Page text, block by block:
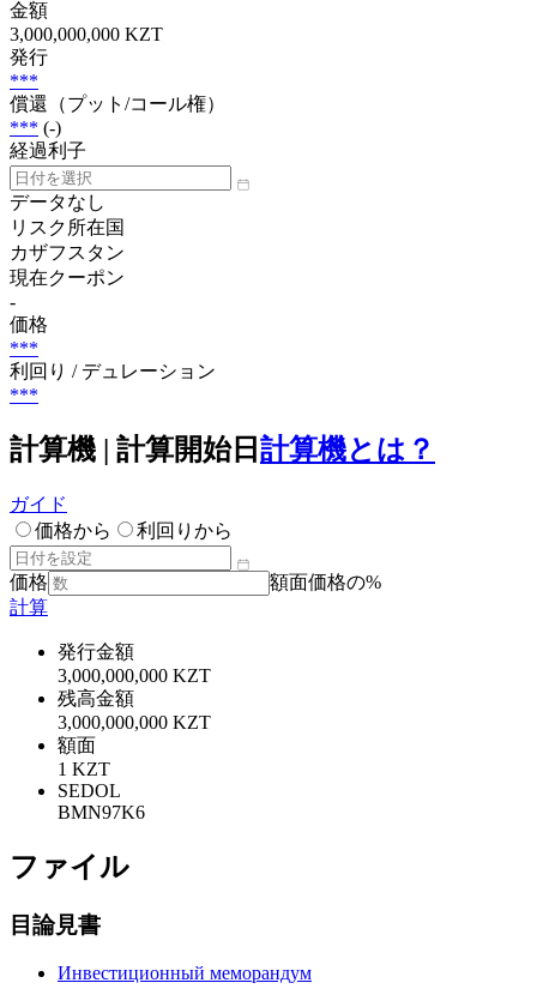
金額
3,000,000,000 KZT
発行
***
償還（プット/コール権）
*** (-)
経過利子
データなし
リスク所在国
カザフスタン
現在クーポン
-
価格
***
利回り / デュレーション
***
計算機 | 計算開始日 計算機とは？
ガイド
価格から
利回りから
価格
額面価格の%
計算
発行金額
3,000,000,000 KZT
残高金額
3,000,000,000 KZT
額面
1 KZT
SEDOL
BMN97K6
ファイル
目論見書
Инвестиционный меморандум